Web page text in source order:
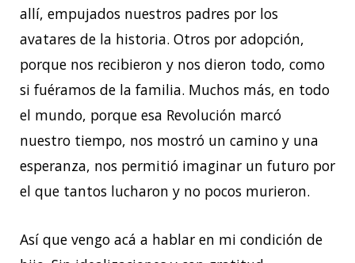
allí, empujados nuestros padres por los
avatares de la historia. Otros por adopción,
porque nos recibieron y nos dieron todo, como
si fuéramos de la familia. Muchos más, en todo
el mundo, porque esa Revolución marcó
nuestro tiempo, nos mostró un camino y una
esperanza, nos permitió imaginar un futuro por
el que tantos lucharon y no pocos murieron.
Así que vengo acá a hablar en mi condición de